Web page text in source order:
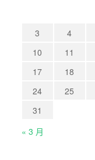
3
4
10
11
17
18
24
25
31
« 3 月